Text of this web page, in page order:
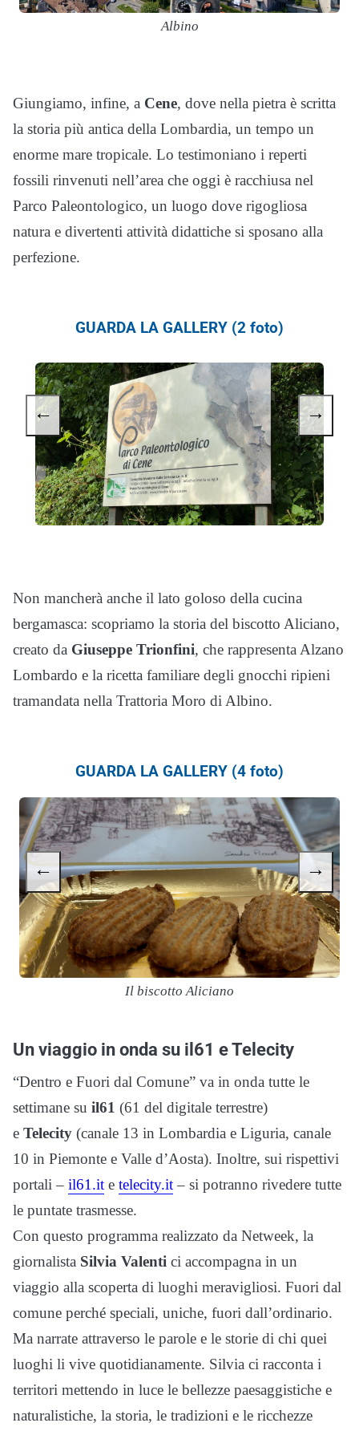
Albino
Giungiamo, infine, a Cene, dove nella pietra è scritta
la storia più antica della Lombardia, un tempo un
enorme mare tropicale. Lo testimoniano i reperti
fossili rinvenuti nell’area che oggi è racchiusa nel
Parco Paleontologico, un luogo dove rigogliosa
natura e divertenti attività didattiche si sposano alla
perfezione.
GUARDA LA GALLERY (2 foto)
← →
Non mancherà anche il lato goloso della cucina
bergamasca: scopriamo la storia del biscotto Aliciano,
creato da Giuseppe Trionfini, che rappresenta Alzano
Lombardo e la ricetta familiare degli gnocchi ripieni
tramandata nella Trattoria Moro di Albino.
GUARDA LA GALLERY (4 foto)
Il biscotto Aliciano
← →
Un viaggio in onda su il61 e Telecity
“Dentro e Fuori dal Comune” va in onda tutte le
settimane su il61 (61 del digitale terrestre)
e Telecity (canale 13 in Lombardia e Liguria, canale
10 in Piemonte e Valle d’Aosta). Inoltre, sui rispettivi
portali – il61.it e telecity.it– si potranno rivedere tutte
le puntate trasmesse.
Con questo programma realizzato da Netweek, la
giornalista Silvia Valenti ci accompagna in un
viaggio alla scoperta di luoghi meravigliosi. Fuori dal
comune perché speciali, uniche, fuori dall’ordinario.
Ma narrate attraverso le parole e le storie di chi quei
luoghi li vive quotidianamente. Silvia ci racconta i
territori mettendo in luce le bellezze paesaggistiche e
naturalistiche, la storia, le tradizioni e le ricchezze